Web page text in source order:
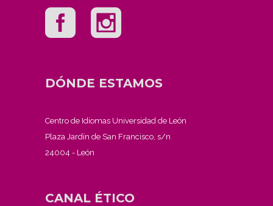
DÓNDE ESTAMOS
Centro de Idiomas Universidad de León
Plaza Jardín de San Francisco, s/n
24004 - León
CANAL ÉTICO